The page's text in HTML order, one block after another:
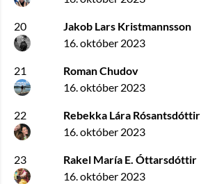
20
Jakob Lars Kristmannsson
16. október 2023
21
Roman Chudov
16. október 2023
22
Rebekka Lára Rósantsdóttir
16. október 2023
23
Rakel María E. Óttarsdóttir
16. október 2023